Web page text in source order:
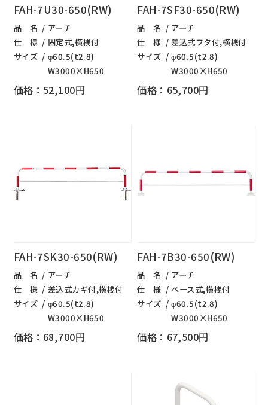
FAH-7U30-650(RW)
品 名
アーチ
仕 様
固定式,横桟付
サイズ
φ60.5(t2.8)
W3000×H650
価格：52,100円
FAH-7SF30-650(RW)
品 名
アーチ
仕 様
差込式フタ付,横桟付
サイズ
φ60.5(t2.8)
W3000×H650
価格：65,700円
FAH-7SK30-650(RW)
品 名
アーチ
仕 様
差込式カギ付,横桟付
サイズ
φ60.5(t2.8)
W3000×H650
価格：68,700円
FAH-7B30-650(RW)
品 名
アーチ
仕 様
ベース式,横桟付
サイズ
φ60.5(t2.8)
W3000×H650
価格：67,500円